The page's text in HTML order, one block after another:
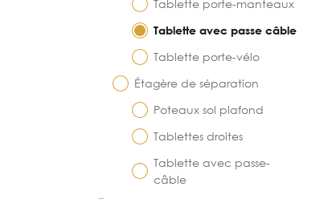
Tablette porte-manteaux
Tablette avec passe câble
Tablette porte-vélo
Étagère de séparation
Poteaux sol plafond
Tablettes droites
Tablette avec passe-
câble